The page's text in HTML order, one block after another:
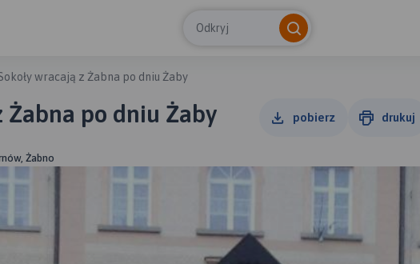
Odkryj
wracają z Żabna po dniu Żaby
Żabna po dniu Żaby pobierz drukuj
Żabno